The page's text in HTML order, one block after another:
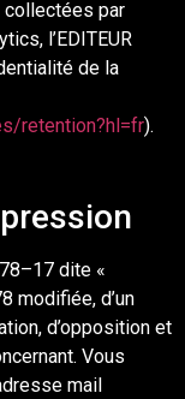
collectées par
l’EDITEUR
de la
retention?hl=fr).
–17 dite «
modifiée, d’un
d’opposition et
Vous
mail